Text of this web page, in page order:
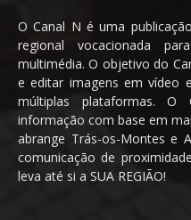
O Canal N é uma
regional vocacionada
multimédia. O objetivo do
e editar imagens em vídeo
múltiplas plataformas.
informação com base em
abrange Trás-os-Montes e
comunicação de
leva até si a SUA REGIÃO!